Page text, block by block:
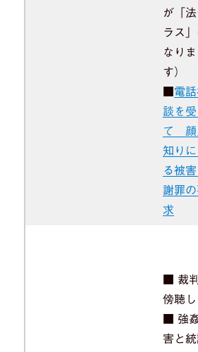
が「
ラス
なりま
す）
電話
談を
て 顔
知りに
る被害
謝罪
求
■ 裁
傍聴し
■ 強
害と